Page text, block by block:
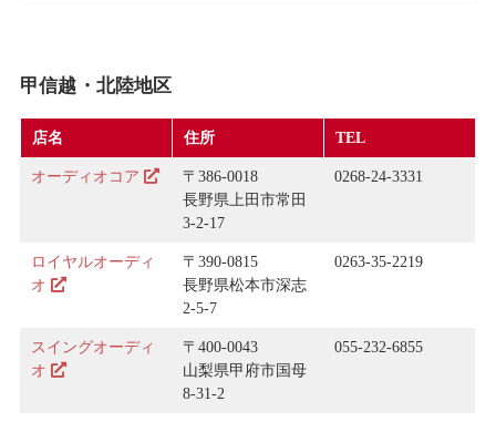
甲信越・北陸地区
店名 住所 TEL
オーディオコア
〒386-0018
長野県上田市常田
3-2-17
0268-24-3331
ロイヤルオーディ
オ
〒390-0815
長野県松本市深志
2-5-7
0263-35-2219
スイングオーディ
オ
〒400-0043
山梨県甲府市国母
8-31-2
055-232-6855